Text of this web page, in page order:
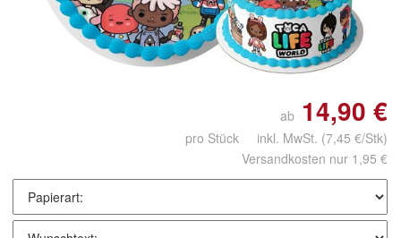
Doppelt antippen zum
vergrößern
ab 14,90 €
pro Stück inkl. MwSt. (7,45 €/Stk)
Versandkosten nur 1,95 €